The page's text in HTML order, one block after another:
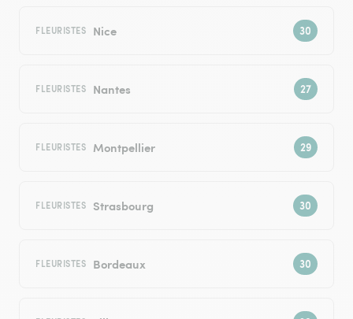
FLEURISTES Nice
FLEURISTES Nantes
FLEURISTES Montpellier
FLEURISTES Strasbourg
FLEURISTES Bordeaux